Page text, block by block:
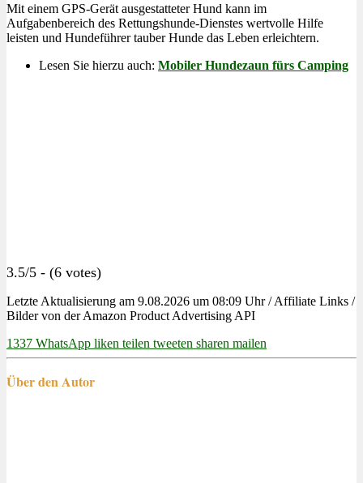
Mit einem GPS-Gerät ausgestatteter Hund kann im
Aufgabenbereich des Rettungshunde-Dienstes wertvolle Hilfe
leisten und Hundeführer tauber Hunde das Leben erleichtern.
Lesen Sie hierzu auch: Mobiler Hundezaun fürs Camping
3.5/5 - (6 votes)
Letzte Aktualisierung am 9.08.2026 um 08:09 Uhr / Affiliate Links /
Bilder von der Amazon Product Advertising API
1337 WhatsApp liken teilen tweeten sharen mailen
Über den Autor